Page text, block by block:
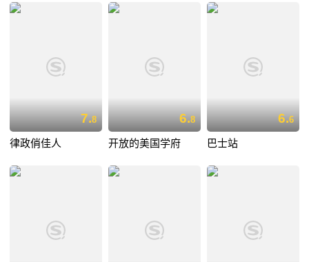
7.8
律政俏佳人
6.8
开放的美国学府
6.6
巴士站